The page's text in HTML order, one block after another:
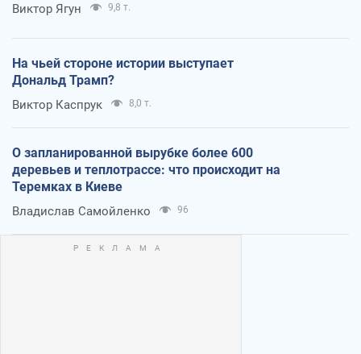
Виктор Ягун 9,8 т.
На чьей стороне истории выступает
Дональд Трамп?
Виктор Каспрук 8,0 т.
О запланированной вырубке более 600
деревьев и теплотрассе: что происходит на
Теремках в Киеве
Владислав Самойленко 96